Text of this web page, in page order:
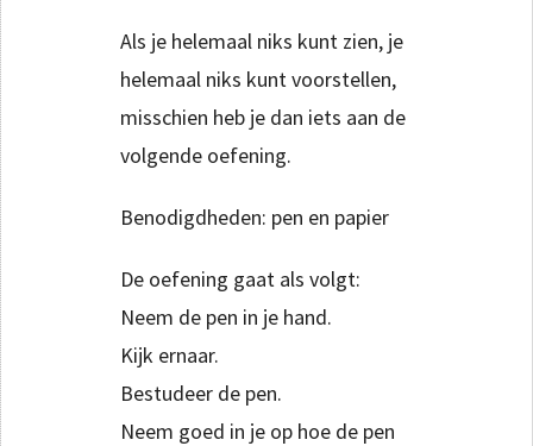
Als je helemaal niks kunt zien, je
helemaal niks kunt voorstellen,
misschien heb je dan iets aan de
volgende oefening.
Benodigdheden: pen en papier
De oefening gaat als volgt:
Neem de pen in je hand.
Kijk ernaar.
Bestudeer de pen.
Neem goed in je op hoe de pen